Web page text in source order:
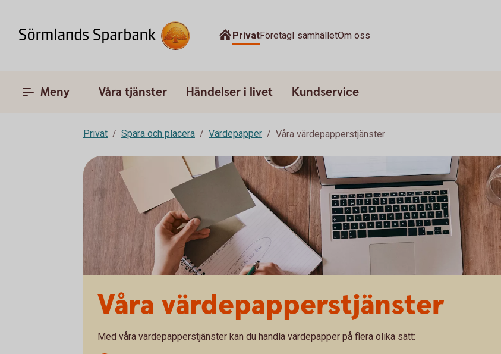
PrivatFöretagI samhälletOm oss
Meny Våra tjänster Händelser i livet Kundservice
Privat Spara och placera Värdepapper Våra värdepapperstjänster
Våra värdepappers­­tjänster
Med våra värdepapperstjänster kan du handla värdepapper på flera olika sätt: